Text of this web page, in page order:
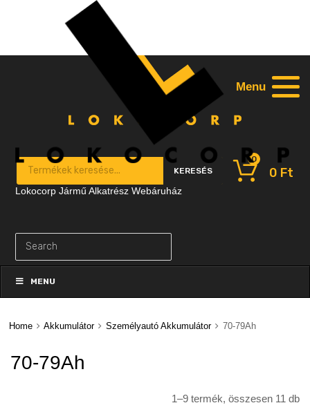
Products search
KERESÉS 0 Ft
0
to
contentMENU
Home Akkumulátor Személyautó Akkumulátor 70-79Ah
70-79Ah
1–9 termék, összesen 11 db
Lokocorp Jármű Alkatrész Webáruház
Menu